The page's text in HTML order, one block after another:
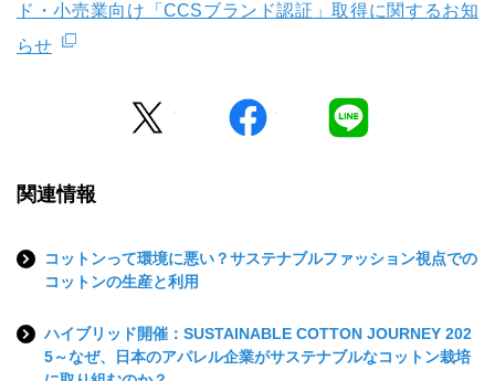
ド・小売業向け「CCSブランド認証」取得に関するお知
らせ
facebook
関連情報
コットンって環境に悪い？サステナブルファッション視点での
コットンの生産と利用
ハイブリッド開催：SUSTAINABLE COTTON JOURNEY 202
5～なぜ、日本のアパレル企業がサステナブルなコットン栽培